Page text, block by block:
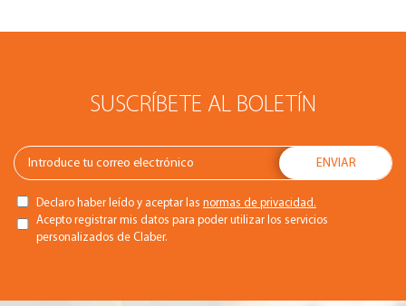
SUSCRÍBETE AL BOLETÍN
Declaro haber leído y aceptar las normas de privacidad.
Acepto registrar mis datos para poder utilizar los servicios
personalizados de Claber.